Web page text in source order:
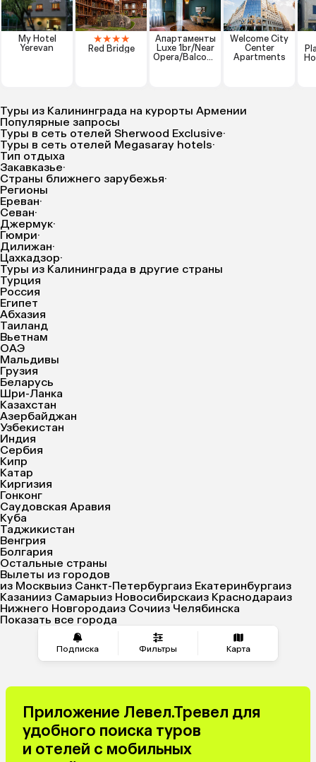
Подписка Фильтры Карта
My Hotel
Yerevan
★★★★
Red Bridge
Апартаменты
Luxe 1br/Near
Opera/Balcony
Welcome City
Center
Apartments
Туры из Калининграда на курорты Армении
Популярные запросы
Туры в сеть отелей Sherwood Exclusive·
Туры в сеть отелей Megasaray hotels·
Тип отдыха
Закавказье·
Страны ближнего зарубежья·
Регионы
Ереван·
Севан·
Джермук·
Гюмри·
Дилижан·
Цахкадзор·
Туры из Калининграда в другие страны
Турция
Россия
Египет
Абхазия
Таиланд
Вьетнам
ОАЭ
Мальдивы
Грузия
Беларусь
Шри-Ланка
Казахстан
Азербайджан
Узбекистан
Индия
Сербия
Кипр
Катар
Киргизия
Гонконг
Саудовская Аравия
Куба
Таджикистан
Венгрия
Болгария
Остальные страны
Вылеты из городов
из Москвыиз Санкт-Петербургаиз Екатеринбургаиз
Казанииз Самарыиз Новосибирскаиз Краснодараиз
Нижнего Новгородаиз Сочииз Челябинска
Показать все города
Приложение Левел.Тревел для
удобного поиска туров
и отелей с мобильных